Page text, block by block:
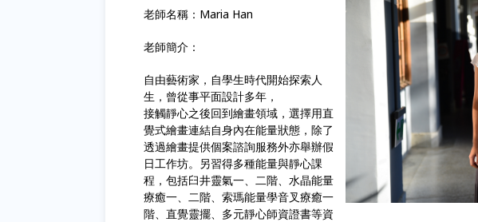
老師名稱：Maria Han
老師簡介：
自由藝術家，自學生時代開始探索人
生，曾從事平面設計多年，
接觸靜心之後回到繪畫領域，選擇用直
覺式繪畫連結自身內在能量狀態，除了
透過繪畫提供個案諮詢服務外亦舉辦假
日工作坊。另習得多種能量與靜心課
程，包括臼井靈氣一、二階、水晶能量
療癒一、二階、索瑪能量學音叉療癒一
階、直覺靈擺、多元靜心師資證書等資